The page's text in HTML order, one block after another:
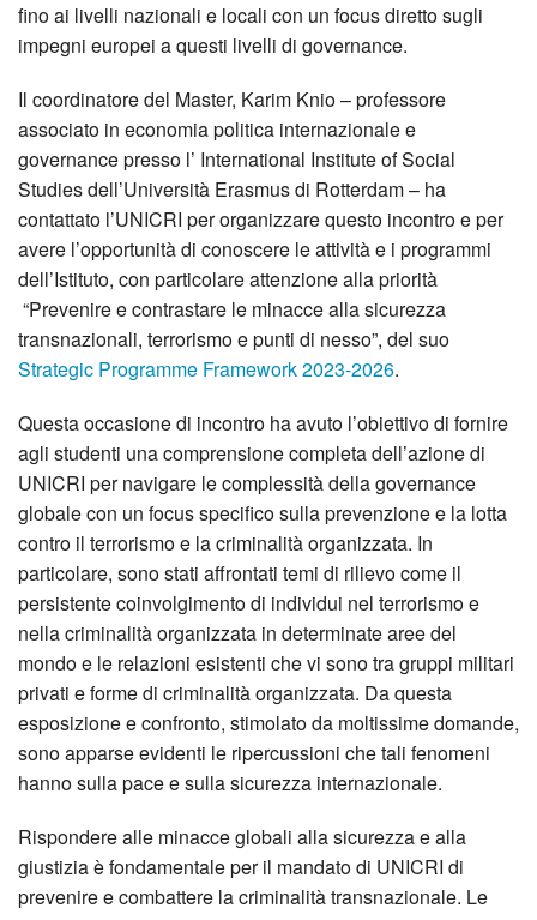
fino ai livelli nazionali e locali con un focus diretto sugli
impegni europei a questi livelli di governance.
Il coordinatore del Master, Karim Knio – professore
associato in economia politica internazionale e
governance presso l’ International Institute of Social
Studies dell’Università Erasmus di Rotterdam – ha
contattato l’UNICRI per organizzare questo incontro e per
avere l’opportunità di conoscere le attività e i programmi
dell’Istituto, con particolare attenzione alla priorità
“Prevenire e contrastare le minacce alla sicurezza
transnazionali, terrorismo e punti di nesso”, del suo
Strategic Programme Framework 2023-2026.
Questa occasione di incontro ha avuto l’obiettivo di fornire
agli studenti una comprensione completa dell’azione di
UNICRI per navigare le complessità della governance
globale con un focus specifico sulla prevenzione e la lotta
contro il terrorismo e la criminalità organizzata. In
particolare, sono stati affrontati temi di rilievo come il
persistente coinvolgimento di individui nel terrorismo e
nella criminalità organizzata in determinate aree del
mondo e le relazioni esistenti che vi sono tra gruppi militari
privati e forme di criminalità organizzata. Da questa
esposizione e confronto, stimolato da moltissime domande,
sono apparse evidenti le ripercussioni che tali fenomeni
hanno sulla pace e sulla sicurezza internazionale.
Rispondere alle minacce globali alla sicurezza e alla
giustizia è fondamentale per il mandato di UNICRI di
prevenire e combattere la criminalità transnazionale. Le